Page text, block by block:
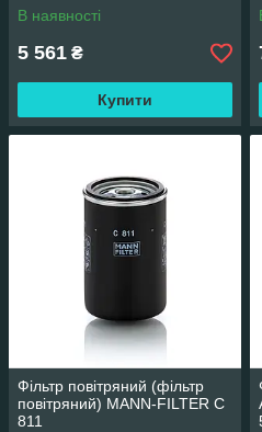
В наявності
5 561 ₴
Купити
Фільтр повітряний (фільтр
повітряний) MANN-FILTER C
811